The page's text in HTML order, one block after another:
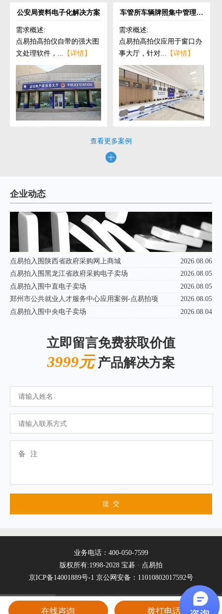
公安局资料电子化解决方案
需求概述:
点易拍高拍仪自带的强大图
文处理软件，... 【详情】
车管所车辆牌照集中管理解
需求概述:
点易拍高拍仪应用于窗口办
事大厅，针对... 【详情】
查看更多案例
企业动态
点易拍入围陕西省政府采购网上商城
2026.08.06
点易拍入围黑龙江省政府采购电子卖场
2026.08.05
点易拍入围中直电子卖场
2026.08.05
郑州市公共就业人才服务中心应用案例-点易拍项
2026.08.05
点易拍入围中央电子卖场
2026.08.04
立即留言免费获取价值
3999元产品解决方案
业务电话：400-050-7599
版权所有:1998-2028 宝碁 · 点易拍
京ICP备14001889号-1 京公网安备：11010802017592号
在线咨询 拨打电话